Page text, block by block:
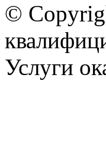
©
Услуги